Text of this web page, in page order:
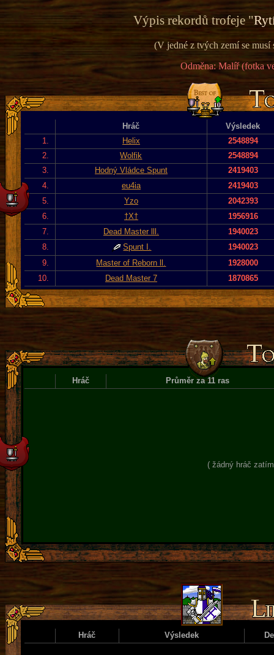
Výpis rekordů trofeje "
(V jedné z tvých zemí se
Odměna: Malíř (fotka
Hráč
Výsledek
1.
Helix
2548894
2.
Wolfik
2548894
3.
Hodný Vládce Spunt
2419403
4.
eu4ia
2419403
5.
Yzo
2042393
6.
†X†
1956916
7.
Dead Master lll.
1940023
8.
Spunt I.
1940023
9.
Master of Reborn ll.
1928000
10.
Dead Master 7 1870865
Hráč Průměr za 11 ras
( žádný hráč
Hráč Výsledek